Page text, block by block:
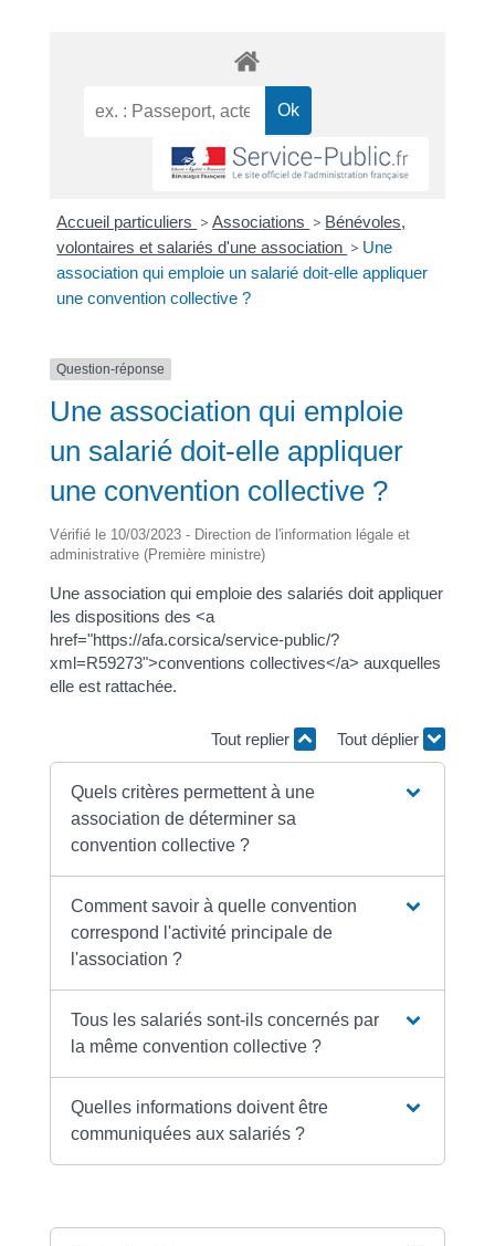
Accueil particuliers > Associations > Bénévoles,
volontaires et salariés d'une association > Une
association qui emploie un salarié doit-elle appliquer
une convention collective ?
Question-réponse
Une association qui emploie
un salarié doit-elle appliquer
une convention collective ?
Vérifié le 10/03/2023 - Direction de l'information légale et
administrative (Première ministre)
Une association qui emploie des salariés doit appliquer
les dispositions des <a
href="https://afa.corsica/service-public/?
xml=R59273">conventions collectives</a> auxquelles
elle est rattachée.
Tout replier Tout déplier
Quels critères permettent à une
association de déterminer sa
convention collective ?
Comment savoir à quelle convention
correspond l'activité principale de
l'association ?
Tous les salariés sont-ils concernés par
la même convention collective ?
Quelles informations doivent être
communiquées aux salariés ?